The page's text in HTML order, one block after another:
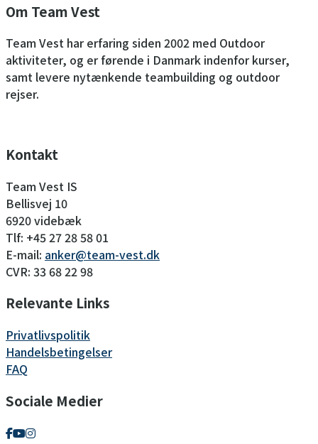
Om Team Vest
Team Vest har erfaring siden 2002 med Outdoor
aktiviteter, og er førende i Danmark indenfor kurser,
samt levere nytænkende teambuilding og outdoor
rejser.
Kontakt
Team Vest IS
Bellisvej 10
6920 videbæk
Tlf: +45 27 28 58 01
E-mail: anker@team-vest.dk
CVR: 33 68 22 98
Relevante Links
Privatlivspolitik
Handelsbetingelser
FAQ
Sociale Medier